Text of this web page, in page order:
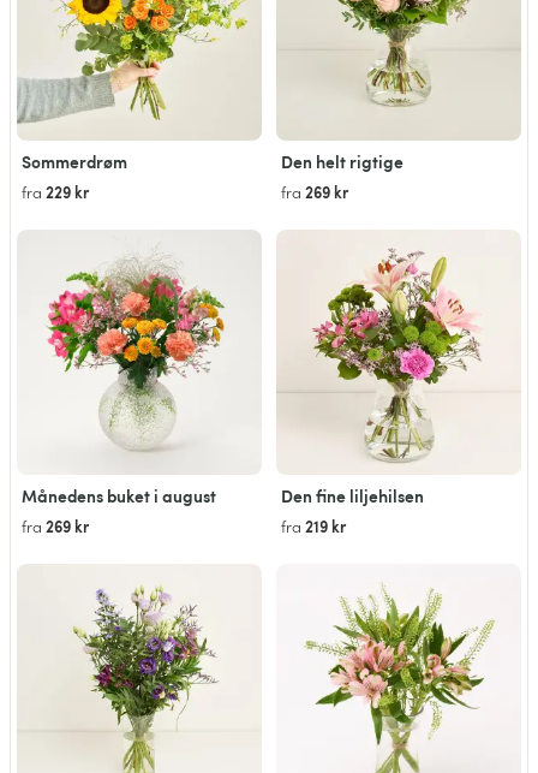
Sommerdrøm
fra 229 kr
Den helt rigtige
fra 269 kr
Månedens buket i august
fra 269 kr
Den fine liljehilsen
fra 219 kr